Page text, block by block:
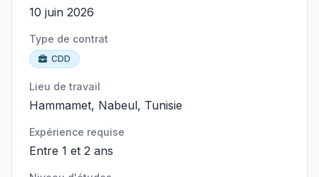
10 juin 2026
Type de contrat
CDD
Lieu de travail
Hammamet, Nabeul, Tunisie
Expérience requise
Entre 1 et 2 ans